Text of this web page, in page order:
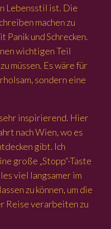
Lebensstil ist. Die
machen zu
Panik und Schrecken.
wichtigen Teil
müssen. Es wäre für
sondern eine
inspirierend. Hier
nach Wien, wo es
gibt. Ich
große „Stopp“-Taste
viel langsamer im
zu können, um die
Reise verarbeiten zu